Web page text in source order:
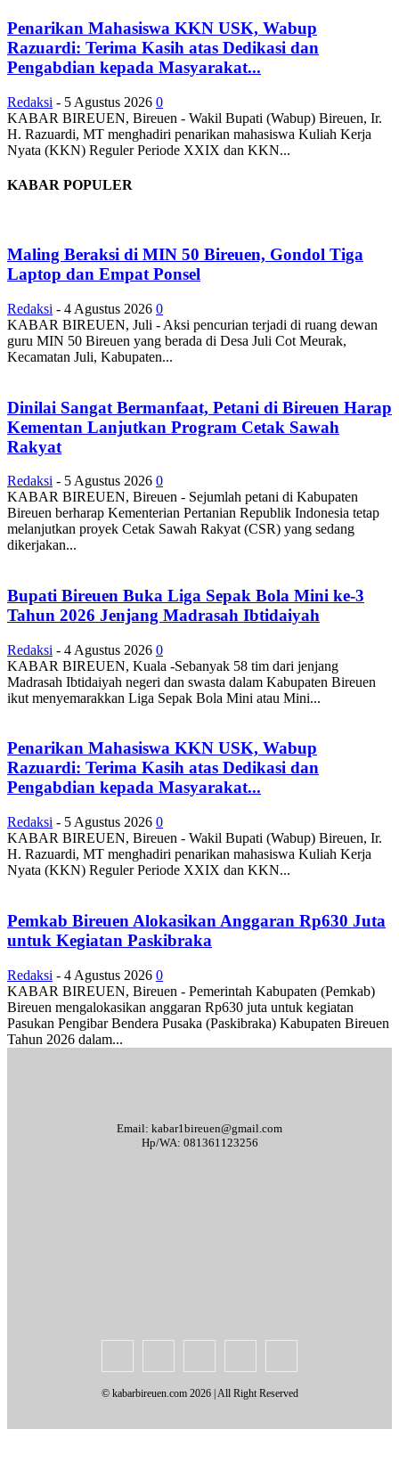
Penarikan Mahasiswa KKN USK, Wabup
Razuardi: Terima Kasih atas Dedikasi dan
Pengabdian kepada Masyarakat...
Redaksi - 5 Agustus 2026 0
KABAR BIREUEN, Bireuen - Wakil Bupati (Wabup) Bireuen, Ir.
H. Razuardi, MT menghadiri penarikan mahasiswa Kuliah Kerja
Nyata (KKN) Reguler Periode XXIX dan KKN...
KABAR POPULER
Maling Beraksi di MIN 50 Bireuen, Gondol Tiga
Laptop dan Empat Ponsel
Redaksi - 4 Agustus 2026 0
KABAR BIREUEN, Juli - Aksi pencurian terjadi di ruang dewan
guru MIN 50 Bireuen yang berada di Desa Juli Cot Meurak,
Kecamatan Juli, Kabupaten...
Dinilai Sangat Bermanfaat, Petani di Bireuen Harap
Kementan Lanjutkan Program Cetak Sawah
Rakyat
Redaksi - 5 Agustus 2026 0
KABAR BIREUEN, Bireuen - Sejumlah petani di Kabupaten
Bireuen berharap Kementerian Pertanian Republik Indonesia tetap
melanjutkan proyek Cetak Sawah Rakyat (CSR) yang sedang
dikerjakan...
Bupati Bireuen Buka Liga Sepak Bola Mini ke-3
Tahun 2026 Jenjang Madrasah Ibtidaiyah
Redaksi - 4 Agustus 2026 0
KABAR BIREUEN, Kuala -Sebanyak 58 tim dari jenjang
Madrasah Ibtidaiyah negeri dan swasta dalam Kabupaten Bireuen
ikut menyemarakkan Liga Sepak Bola Mini atau Mini...
Penarikan Mahasiswa KKN USK, Wabup
Razuardi: Terima Kasih atas Dedikasi dan
Pengabdian kepada Masyarakat...
Redaksi - 5 Agustus 2026 0
KABAR BIREUEN, Bireuen - Wakil Bupati (Wabup) Bireuen, Ir.
H. Razuardi, MT menghadiri penarikan mahasiswa Kuliah Kerja
Nyata (KKN) Reguler Periode XXIX dan KKN...
Pemkab Bireuen Alokasikan Anggaran Rp630 Juta
untuk Kegiatan Paskibraka
Redaksi - 4 Agustus 2026 0
KABAR BIREUEN, Bireuen - Pemerintah Kabupaten (Pemkab)
Bireuen mengalokasikan anggaran Rp630 juta untuk kegiatan
Pasukan Pengibar Bendera Pusaka (Paskibraka) Kabupaten Bireuen
Tahun 2026 dalam...
Email: kabar1bireuen@gmail.com
Hp/WA: 081361123256
© kabarbireuen.com 2026 | All Right Reserved